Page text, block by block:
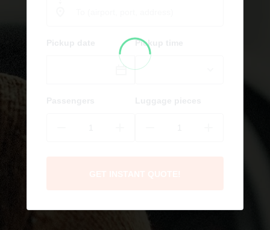
Pickup time